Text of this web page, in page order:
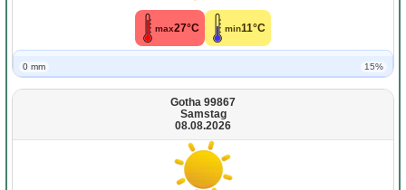
max27°C min11°C
0 mm 15%
Gotha 99867
Samstag
08.08.2026